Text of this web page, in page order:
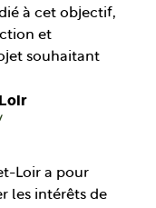
à cet objectif,
et
souhaitant
Loir a pour
les intérêts de